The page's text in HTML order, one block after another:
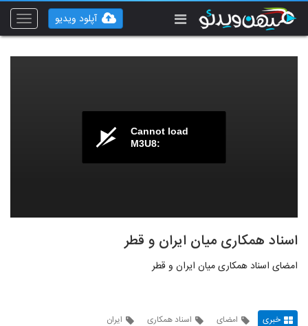
Toggle
آپلود ویدیو
Cannot load
M3U8:
اسناد همکاری میان ایران و قطر
امضای اسناد همکاری میان ایران و قطر
خبری امضای اسناد همکاری ایران